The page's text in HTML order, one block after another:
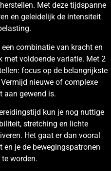
Met deze tijdspanne
en geleidelijk de intensiteit
combinatie van kracht en
met voldoende variatie. Met 2
focus op de belangrijkste
nieuwe of complexe
aan gewend is.
kun je nog nuttige
stretching en lichte
Het gaat er dan vooral
je de bewegingspatronen
worden.